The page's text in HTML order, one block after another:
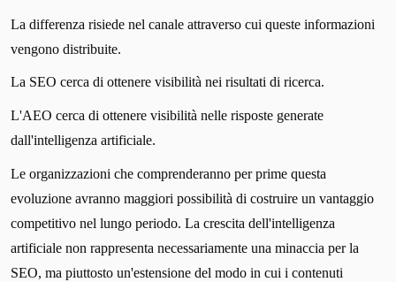
La differenza risiede nel canale attraverso cui queste informazioni
vengono distribuite.
La SEO cerca di ottenere visibilità nei risultati di ricerca.
L'AEO cerca di ottenere visibilità nelle risposte generate
dall'intelligenza artificiale.
Le organizzazioni che comprenderanno per prime questa
evoluzione avranno maggiori possibilità di costruire un vantaggio
competitivo nel lungo periodo. La crescita dell'intelligenza
artificiale non rappresenta necessariamente una minaccia per la
SEO, ma piuttosto un'estensione del modo in cui i contenuti